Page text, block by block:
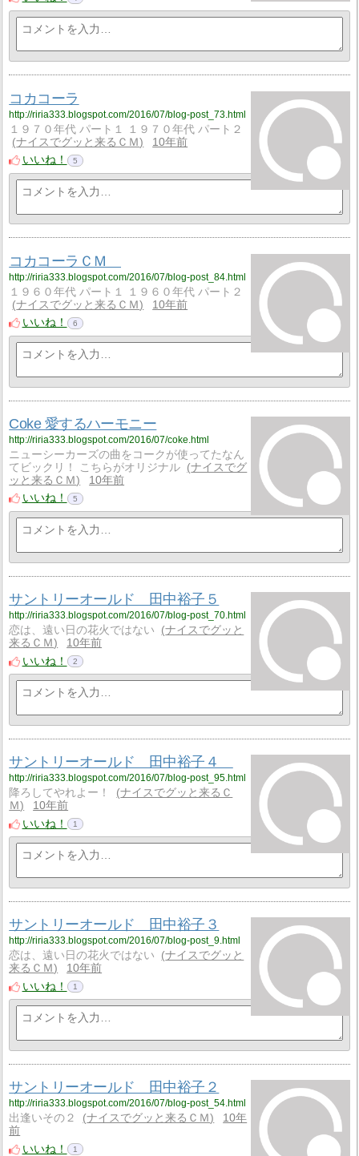
コカコーラ
http://riria333.blogspot.com/2016/07/blog-post_73.html
１９７０年代 パート１ １９７０年代 パート２
ナイスでグッと来るＣＭ
10年前
いいね！
5
コカコーラＣＭ
http://riria333.blogspot.com/2016/07/blog-post_84.html
１９６０年代 パート１ １９６０年代 パート２
ナイスでグッと来るＣＭ
10年前
いいね！
6
Coke 愛するハーモニー
http://riria333.blogspot.com/2016/07/coke.html
ニューシーカーズの曲をコークが使ってたなん
てビックリ！ こちらがオリジナル
ナイスでグ
ッと来るＣＭ
10年前
いいね！
5
サントリーオールド 田中裕子５
http://riria333.blogspot.com/2016/07/blog-post_70.html
恋は、遠い日の花火ではない
ナイスでグッと
来るＣＭ
10年前
いいね！
2
サントリーオールド 田中裕子４
http://riria333.blogspot.com/2016/07/blog-post_95.html
降ろしてやれよー！
ナイスでグッと来るＣ
Ｍ
10年前
いいね！
1
サントリーオールド 田中裕子３
http://riria333.blogspot.com/2016/07/blog-post_9.html
恋は、遠い日の花火ではない
ナイスでグッと
来るＣＭ
10年前
いいね！
1
サントリーオールド 田中裕子２
http://riria333.blogspot.com/2016/07/blog-post_54.html
出逢いその２ ナイスでグッと来るＣＭ
10年
前
いいね！
1